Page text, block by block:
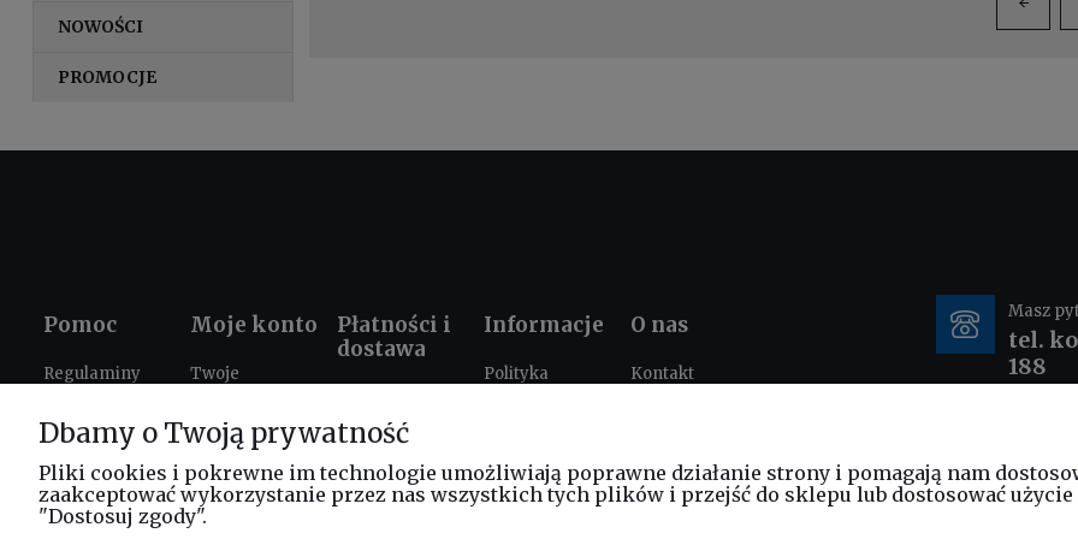
NOWOŚCI
PROMOCJE
Pomoc
Regulaminy
plików cookies
Zwroty i
reklamacje
FAQ
Moje konto
Twoje
Ustawienia
konta
Płatności i
dostawa
Czas i koszty
Informacje
Polityka
szkolenia
Program
O nas
Kontakt
Masz
tel.
188
Dbamy o Twoją prywatność
Pliki cookies i pokrewne im technologie umożliwiają poprawne działanie strony i pomagają nam
zaakceptować wykorzystanie przez nas wszystkich tych plików i przejść do sklepu lub dostosować
"Dostosuj zgody".